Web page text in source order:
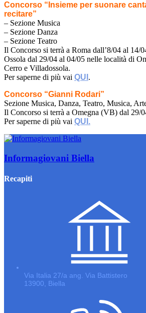
Concorso “Insieme per suonare
recitare”
– Sezione Musica
– Sezione Danza
– Sezione Teatro
Il Concorso si terrà a Roma dall’8/04 al 14/
Ossola dal 29/04 al 04/05 nelle località di
Cerro e Villadossola.
Per saperne di più vai QUI .
Concorso “Gianni Rodari”
Sezione Musica, Danza, Teatro, Musica,
Il Concorso si terrà a Omegna (VB) dal 29/
Per saperne di più vai QUI.
Informagiovani Biella
Recapiti
Via Italia 27/a ang. Via Battistero
13900, Biella